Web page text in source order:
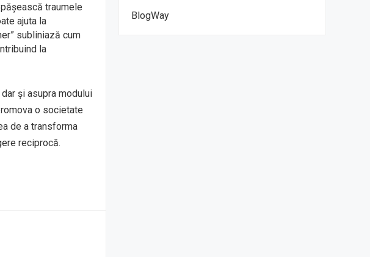
traumele
ajuta la
subliniază cum
la
și asupra modului
o societate
de a transforma
reciprocă.
BlogWay